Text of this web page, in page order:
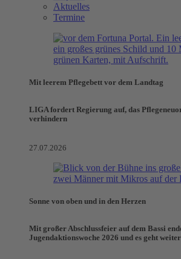
Aktuelles
Termine
Mit leerem Pflegebett vor dem Landtag
LIGA fordert Regierung auf, das
verhindern
27.07.2026
Sonne von oben und in den Herzen
Mit großer Abschlussfeier auf dem Bassi
Jugendaktionswoche 2026 und es geht